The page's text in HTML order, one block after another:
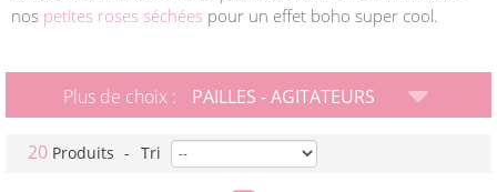
nos petites roses séchées pour un effet boho super cool.
Plus de choix : PAILLES - AGITATEURS
20 Produits - Tri